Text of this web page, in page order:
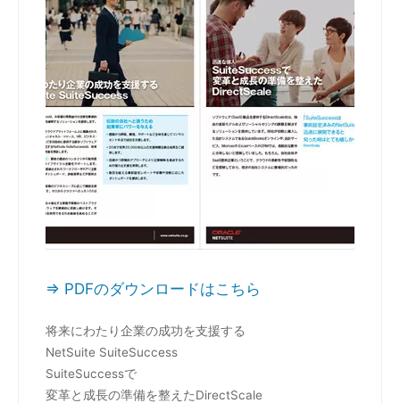
⇒ PDFのダウンロードはこちら
将来にわたり企業の成功を支援する
NetSuite SuiteSuccess
SuiteSuccessで
変革と成長の準備を整えたDirectScale